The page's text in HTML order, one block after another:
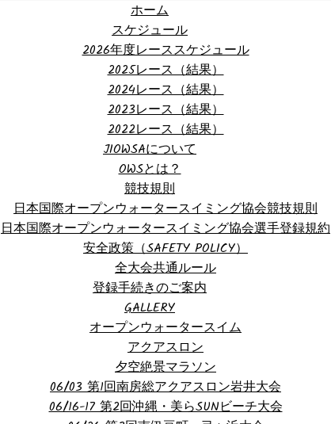
ホーム
スケジュール
2026年度レーススケジュール
2025レース（結果）
2024レース（結果）
2023レース（結果）
2022レース（結果）
JIOWSAについて
OWSとは？
競技規則
日本国際オープンウォータースイミング協会競技規則
日本国際オープンウォータースイミング協会選手登録規約
安全政策（SAFETY POLICY）
全大会共通ルール
登録手続きのご案内
GALLERY
オープンウォータースイム
アクアスロン
夕空絶景マラソン
06/03 第1回南房総アクアスロン岩井大会
06/16-17 第2回沖縄・美らSUNビーチ大会